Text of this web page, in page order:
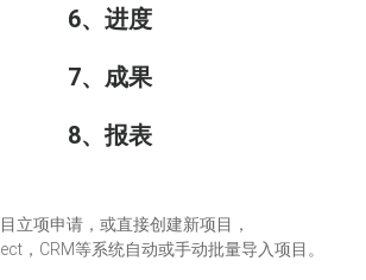
6、进度
7、成果
8、报表
立项申请，或直接创建新项目，
，CRM等系统自动或手动批量导入项目。